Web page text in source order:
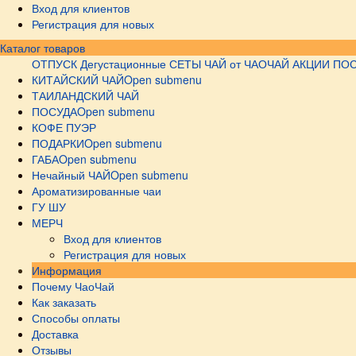
Вход для клиентов
Регистрация для новых
Каталог товаров
ОТПУСК Дегустационные СЕТЫ ЧАЙ от ЧАОЧАЙ АКЦИИ
КИТАЙСКИЙ ЧАЙOpen submenu
ТАИЛАНДСКИЙ ЧАЙ
ПОСУДАOpen submenu
КОФЕ ПУЭР
ПОДАРКИOpen submenu
ГАБАOpen submenu
Нечайный ЧАЙOpen submenu
Ароматизированные чаи
ГУ ШУ
МЕРЧ
Вход для клиентов
Регистрация для новых
Информация
Почему ЧаоЧай
Как заказать
Способы оплаты
Доставка
Отзывы